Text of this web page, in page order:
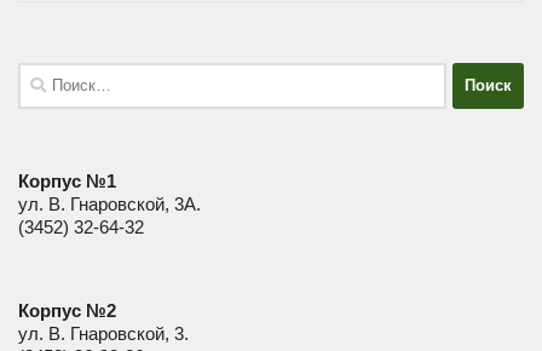
Найти:
Корпус №1
ул. В. Гнаровской, 3А.
(3452) 32-64-32
Корпус №2
ул. В. Гнаровской, 3.